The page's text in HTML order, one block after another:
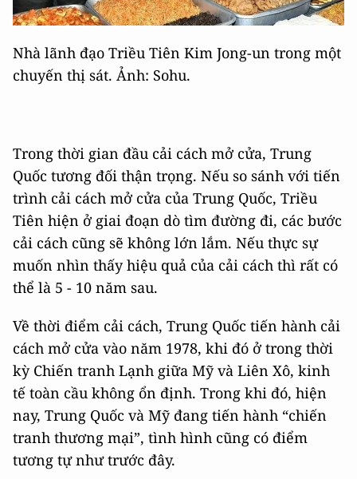
Nhà lãnh đạo Triều Tiên Kim Jong-un trong một
chuyến thị sát. Ảnh: Sohu.
Trong thời gian đầu cải cách mở cửa, Trung
Quốc tương đối thận trọng. Nếu so sánh với tiến
trình cải cách mở cửa của Trung Quốc, Triều
Tiên hiện ở giai đoạn dò tìm đường đi, các bước
cải cách cũng sẽ không lớn lắm. Nếu thực sự
muốn nhìn thấy hiệu quả của cải cách thì rất có
thể là 5 - 10 năm sau.
Về thời điểm cải cách, Trung Quốc tiến hành cải
cách mở cửa vào năm 1978, khi đó ở trong thời
kỳ Chiến tranh Lạnh giữa Mỹ và Liên Xô, kinh
tế toàn cầu không ổn định. Trong khi đó, hiện
nay, Trung Quốc và Mỹ đang tiến hành “chiến
tranh thương mại”, tình hình cũng có điểm
tương tự như trước đây.